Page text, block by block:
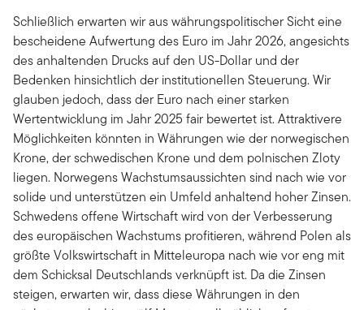
Schließlich erwarten wir aus währungspolitischer Sicht eine
bescheidene Aufwertung des Euro im Jahr 2026, angesichts
des anhaltenden Drucks auf den US-Dollar und der
Bedenken hinsichtlich der institutionellen Steuerung. Wir
glauben jedoch, dass der Euro nach einer starken
Wertentwicklung im Jahr 2025 fair bewertet ist. Attraktivere
Möglichkeiten könnten in Währungen wie der norwegischen
Krone, der schwedischen Krone und dem polnischen Zloty
liegen. Norwegens Wachstumsaussichten sind nach wie vor
solide und unterstützen ein Umfeld anhaltend hoher Zinsen.
Schwedens offene Wirtschaft wird von der Verbesserung
des europäischen Wachstums profitieren, während Polen als
größte Volkswirtschaft in Mitteleuropa nach wie vor eng mit
dem Schicksal Deutschlands verknüpft ist. Da die Zinsen
steigen, erwarten wir, dass diese Währungen in den